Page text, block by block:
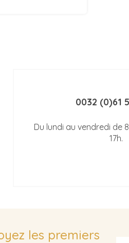
0032 (0)61
Du lundi au vendredi de
17h.
les premiers